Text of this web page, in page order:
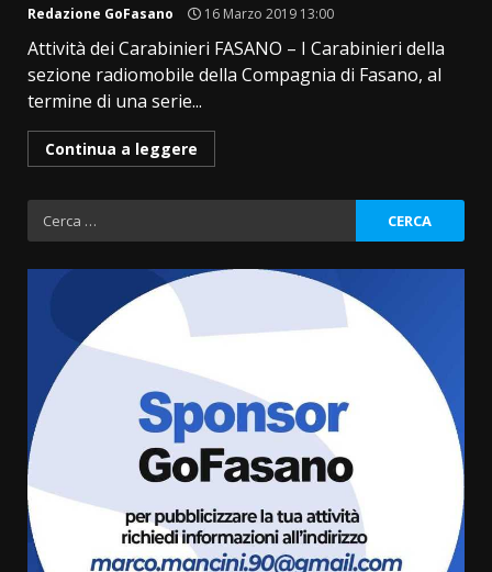
Redazione GoFasano 16 Marzo 2019 13:00
Attività dei Carabinieri FASANO – I Carabinieri della
sezione radiomobile della Compagnia di Fasano, al
termine di una serie...
Continua a leggere
Ricerca
per:
La magia del Minareto e la prima
assoluta de “L’Albergo
Belvedere. Il rapimento”
6 Agosto 2026 06:15
Serie D, l’Us Fasano è escluso
dal campionato